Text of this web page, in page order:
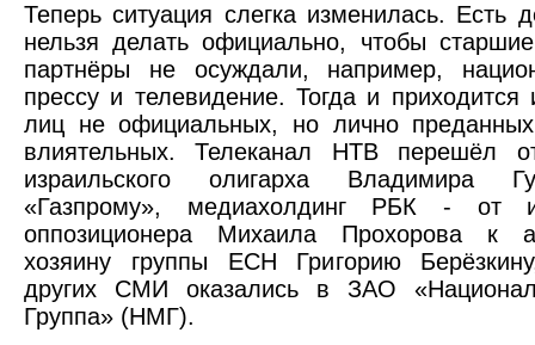
Теперь ситуация слегка изменилась. Есть
нельзя делать официально, чтобы
партнёры не осуждали, например,
прессу и телевидение. Тогда и приходится
лиц не официальных, но лично
влиятельных. Телеканал НТВ перешёл
израильского олигарха Владимира
«Газпрому», медиахолдинг РБК - от
оппозиционера Михаила Прохорова к
хозяину группы ЕСН Григорию
других СМИ оказались в ЗАО
Группа» (НМГ).